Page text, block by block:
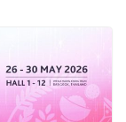
หน้าไก่
าธุรกิจ
ยก
ง